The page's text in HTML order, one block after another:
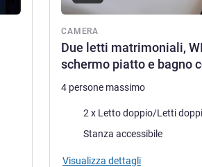
CAMERA
Due letti matrimoniali,
schermo piatto e bagno
4 persone massimo
Biancheria da letto
2 x Letto doppio/Letti doppi
Stanza accessibile
Visualizza dettagli